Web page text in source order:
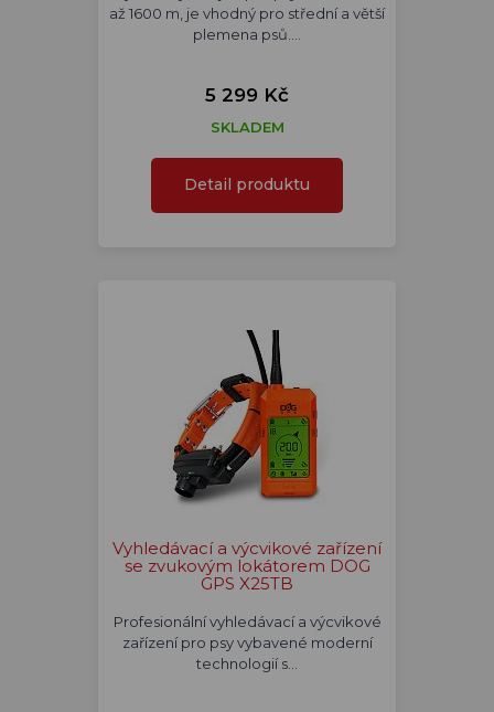
až 1600 m, je vhodný pro střední a větší
plemena psů.…
5 299 Kč
SKLADEM
Detail produktu
Vyhledávací a výcvikové zařízení
se zvukovým lokátorem DOG
GPS X25TB
Profesionální vyhledávací a výcvikové
zařízení pro psy vybavené moderní
technologií s…